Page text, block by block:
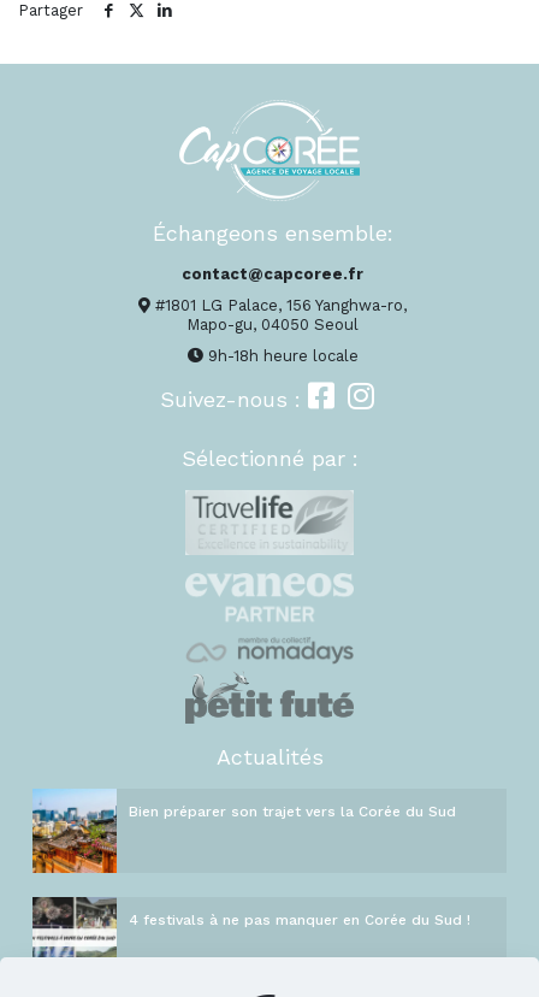
Partager
Échangeons ensemble:
contact@capcoree.fr
#1801 LG Palace, 156 Yanghwa-ro,
Mapo-gu, 04050 Seoul
9h-18h heure locale
Suivez-nous :
Sélectionné par :
Actualités
Bien préparer son trajet vers la Corée du Sud
4 festivals à ne pas manquer en Corée du Sud !